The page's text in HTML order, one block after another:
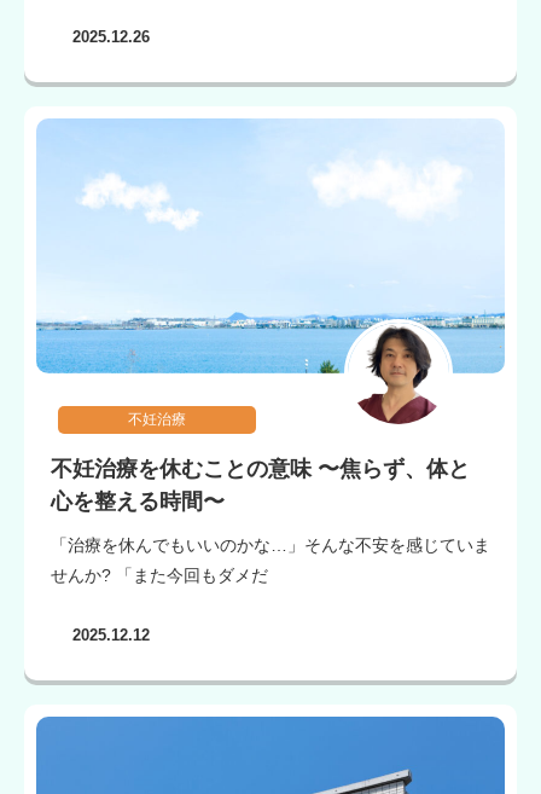
2025.12.26
不妊治療
不妊治療を休むことの意味 〜焦らず、体と
心を整える時間〜
「治療を休んでもいいのかな…」そんな不安を感じていま
せんか? 「また今回もダメだ
2025.12.12